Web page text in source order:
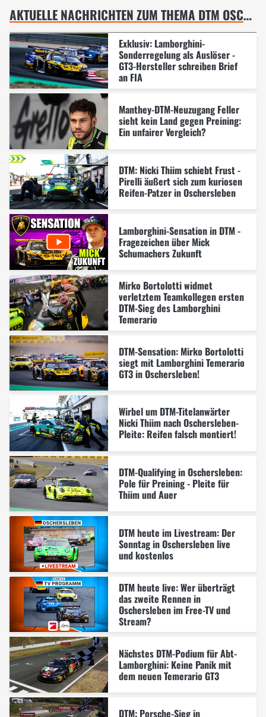
AKTUELLE NACHRICHTEN ZUM THEMA DTM OSCHERSLEBEN
Exklusiv: Lamborghini-
Sonderregelung als Auslöser -
GT3-Hersteller schreiben Brief
an FIA
Manthey-DTM-Neuzugang Feller
sieht kein Land gegen Preining:
Ein unfairer Vergleich?
DTM: Nicki Thiim schiebt Frust -
Pirelli äußert sich zum kuriosen
Reifen-Patzer in Oschersleben
Lamborghini-Sensation in DTM -
Fragezeichen über Mick
Schumachers Zukunft
Mirko Bortolotti widmet
verletztem Teamkollegen ersten
DTM-Sieg des Lamborghini
Temerario
DTM-Sensation: Mirko Bortolotti
siegt mit Lamborghini Temerario
GT3 in Oschersleben!
Wirbel um DTM-Titelanwärter
Nicki Thiim nach Oschersleben-
Pleite: Reifen falsch montiert!
DTM-Qualifying in Oschersleben:
Pole für Preining - Pleite für
Thiim und Auer
DTM heute im Livestream: Der
Sonntag in Oschersleben live
und kostenlos
DTM heute live: Wer überträgt
das zweite Rennen in
Oschersleben im Free-TV und
Stream?
Nächstes DTM-Podium für Abt-
Lamborghini: Keine Panik mit
dem neuen Temerario GT3
DTM: Porsche-Sieg in